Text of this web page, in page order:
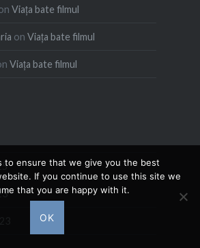
Viața bate filmul
on Viața bate filmul
Viața bate filmul
to ensure that we give you the best
If you continue to use this site we
that you are happy with it.
OK